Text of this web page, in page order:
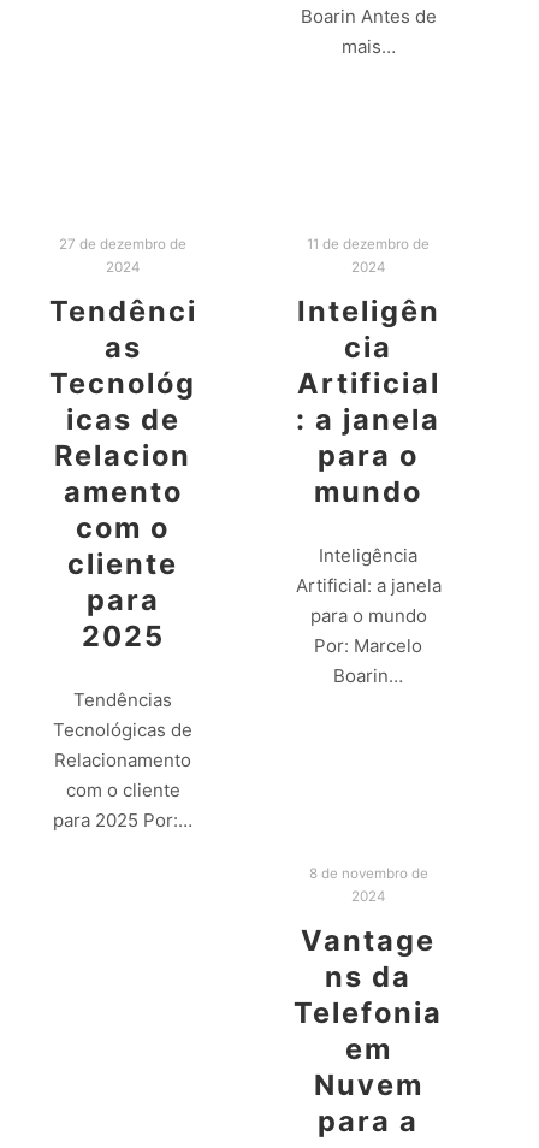
Boarin Antes de
mais…
27 de dezembro de
2024
Tendênci
as
Tecnológ
icas de
Relacion
amento
com o
cliente
para
2025
Tendências
Tecnológicas de
Relacionamento
com o cliente
para 2025 Por:…
11 de dezembro de
2024
Inteligên
cia
Artificial
: a janela
para o
mundo
Inteligência
Artificial: a janela
para o mundo
Por: Marcelo
Boarin…
8 de novembro de
2024
Vantage
ns da
Telefonia
em
Nuvem
para a